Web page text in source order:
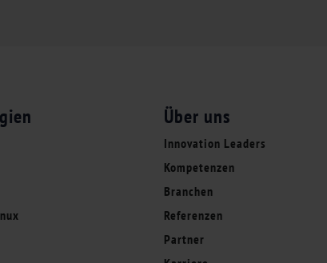
Über uns
Innovation Leaders
Kompetenzen
Branchen
Referenzen
Partner